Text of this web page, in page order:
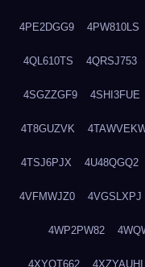
4PE2DGG9 4PW810LS
4QL610TS 4QRSJ753
4SGZZGF9 4SHI3FUE
4T8GUZVK
4TSJ6PJX 4U48QGQ2
4VFMWJZ0 4VGSLXPJ
4WP2PW82
4XYOT662 4XZYAUHI